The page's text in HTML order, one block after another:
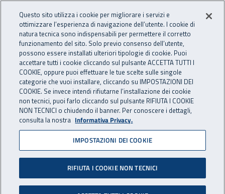
INAIL - Istituto Nazionale
Apri cerca
Navigazione principale
Navigazione - Ti trovi in:
Home Inail comunica News
28 giugno 2024
Sfida sullo Stretto di
Messina: il 2 luglio Andrea
Questo sito utilizza i cookie per migliorare i servizi e
ottimizzare l’esperienza di navigazione dell’utente. I cookie di
natura tecnica sono indispensabili per permettere il corretto
funzionamento del sito. Solo previo consenso dell’utente,
possono essere installati ulteriori tipologie di cookie. Puoi
accettare tutti i cookie cliccando sul pulsante ACCETTA TUTTI I
COOKIE, oppure puoi effettuare le tue scelte sulle singole
categorie che vuoi installare, cliccando su IMPOSTAZIONI DEI
COOKIE. Se invece intendi rifiutarne l’installazione dei cookie
non tecnici, puoi farlo cliccando sul pulsante RIFIUTA I COOKIE
NON TECNICI o chiudendo il banner. Per conoscere i dettagli,
consulta la nostra Informativa Privacy.
IMPOSTAZIONI DEI COOKIE
RIFIUTA I COOKIE NON TECNICI